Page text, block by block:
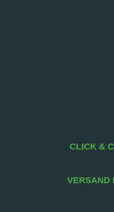
CLICK &
VERSAND